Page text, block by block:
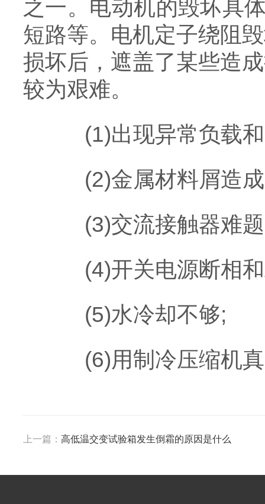
之一。电动机的毁坏具
短路等。电机定子绕阻
损坏后，遮盖了某些造
较为艰难。
(1)出现异常负载和
(2)金属材料屑造成
(3)交流接触器难
(4)开关电源断相和
(5)水冷却不够;
(6)用制冷压缩机真
上一篇： 高低温交变试验箱发生倒霜的原因是什么